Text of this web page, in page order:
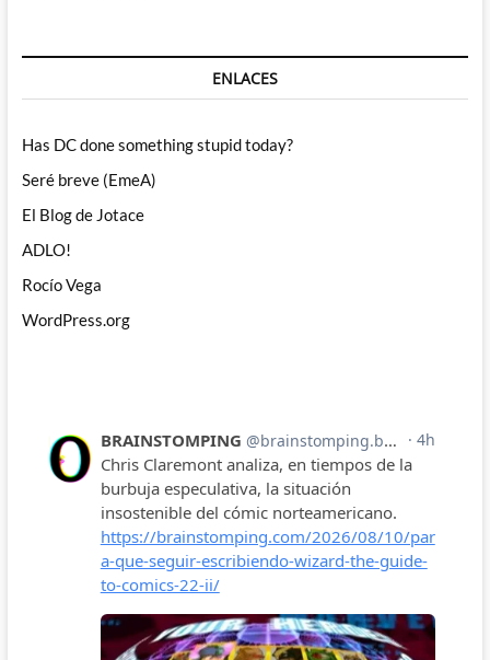
ENLACES
Has DC done something stupid today?
Seré breve (EmeA)
El Blog de Jotace
ADLO!
Rocío Vega
WordPress.org